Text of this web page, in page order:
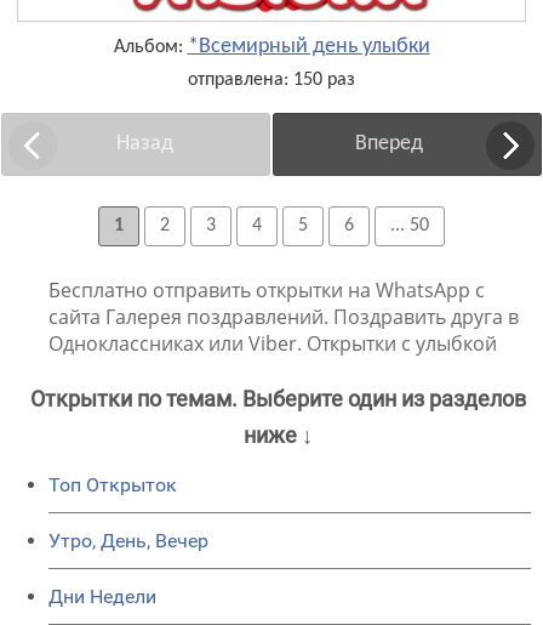
Альбом: *Всемирный день улыбки
отправлена: 150 раз
Назад Вперед
1 2 3 4 5 6 ... 50
Бесплатно отправить открытки на WhatsApp с
сайта Галерея поздравлений. Поздравить друга в
Одноклассниках или Viber. Открытки с улыбкой
Открытки по темам. Выберите один из разделов
ниже ↓
Топ Открыток
Утро, День, Вечер
Дни Недели